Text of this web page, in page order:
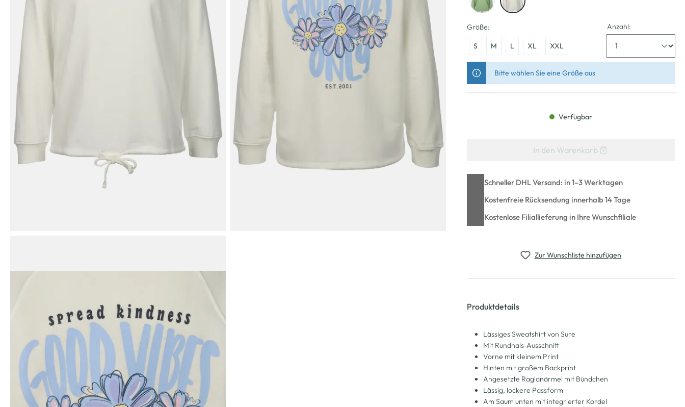
Größe:
S M L XL XXL
Anzahl:
Bitte wählen Sie eine Größe aus
Verfügbar
In den Warenkorb
Schneller DHL Versand: in 1–3 Werktagen
Kostenfreie Rücksendung innerhalb 14 Tage
Kostenlose Filiallieferung in Ihre Wunschfiliale
Zur Wunschliste hinzufügen
Produktdetails
Lässiges Sweatshirt von Sure
Mit Rundhals-Ausschnitt
Vorne mit kleinem Print
Hinten mit großem Backprint
Angesetzte Raglanärmel mit Bündchen
Lässig, lockere Passform
Am Saum unten mit integrierter Kordel